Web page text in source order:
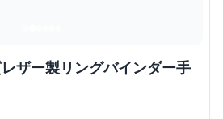
ザー製リングバインダー手